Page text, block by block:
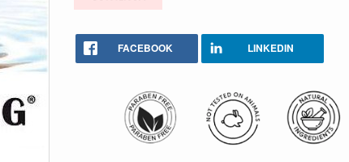
FACEBOOK LINKEDIN